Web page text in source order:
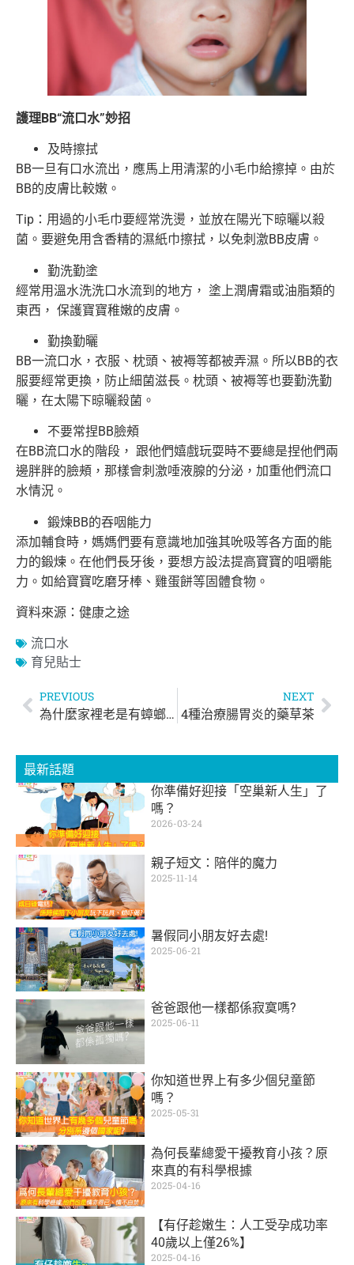
護理BB“流口水”妙招
及時擦拭
BB一旦有口水流出，應馬上用清潔的小毛巾給擦掉。由於
BB的皮膚比較嫩。
Tip：用過的小毛巾要經常洗燙，並放在陽光下晾曬以殺
菌。要避免用含香精的濕紙巾擦拭，以免刺激BB皮膚。
勤洗勤塗
經常用溫水洗洗口水流到的地方， 塗上潤膚霜或油脂類的
東西， 保護寶寶稚嫩的皮膚。
勤換勤曬
BB一流口水，衣服、枕頭、被褥等都被弄濕。所以BB的衣
服要經常更換，防止細菌滋長。枕頭、被褥等也要勤洗勤
曬，在太陽下晾曬殺菌。
不要常捏BB臉頰
在BB流口水的階段， 跟他們嬉戲玩耍時不要總是捏他們兩
邊胖胖的臉頰，那樣會刺激唾液腺的分泌，加重他們流口
水情況。
鍛煉BB的吞咽能力
添加輔食時，媽媽們要有意識地加強其吮吸等各方面的能
力的鍛煉。在他們長牙後，要想方設法提高寶寶的咀嚼能
力。如給寶寶吃磨牙棒、雞蛋餅等固體食物。
資料來源：健康之途
流口水
育兒貼士
PREVIOUS
為什麼家裡老是有蟑螂？4種「小強最愛」恩物
NEXT
4種治療腸胃炎的藥草茶
最新話題
你準備好迎接「空巢新人生」了
嗎？
2026-03-24
親子短文：陪伴的魔力
2025-11-14
暑假同小朋友好去處!
2025-06-21
爸爸跟他一樣都係寂寞嗎?
2025-06-11
你知道世界上有多少個兒童節
嗎？
2025-05-31
為何長輩總愛干擾教育小孩？原
來真的有科學根據
2025-04-16
【有仔趁嫩生：人工受孕成功率
40歲以上僅26%】
2025-04-16